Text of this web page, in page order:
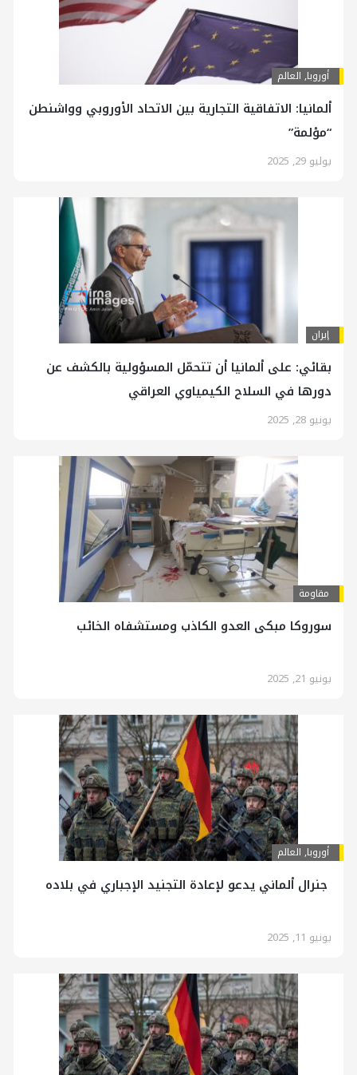
أوروبا, العالم
ألمانيا: الاتفاقية التجارية بين الاتحاد الأوروبي وواشنطن
“مؤلمة”
يوليو 29, 2025
إيران
بقائي: على ألمانيا أن تتحمّل المسؤولية بالكشف عن
دورها في السلاح الكيمياوي العراقي
يونيو 28, 2025
مقاومة
سوروكا مبكى العدو الكاذب ومستشفاه الخائب
يونيو 21, 2025
أوروبا, العالم
جنرال ألماني يدعو لإعادة التجنيد الإجباري في بلاده
يونيو 11, 2025